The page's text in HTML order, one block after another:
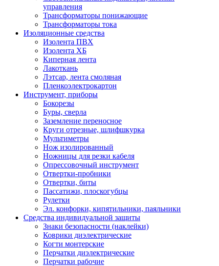
управления
Трансформаторы понижающие
Трансформаторы тока
Изоляционные средства
Изолента ПВХ
Изолента ХБ
Киперная лента
Лакоткань
Лэтсар, лента смоляная
Пленкоэлектрокартон
Инструмент, приборы
Бокорезы
Буры, сверла
Заземление переносное
Круги отрезные, шлифшкурка
Мультиметры
Нож изолированный
Ножницы для резки кабеля
Опрессовочный инструмент
Отвертки-пробники
Отвертки, биты
Пассатижи, плоскогубцы
Рулетки
Эл. конфорки, кипятильники, паяльники
Средства индивидуальной защиты
Знаки безопасности (наклейки)
Коврики диэлектрические
Когти монтерские
Перчатки диэлектрические
Перчатки рабочие